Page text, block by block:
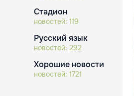
Стадион
новостей: 119
Русский язык
новостей: 292
Хорошие новости
новостей: 1721